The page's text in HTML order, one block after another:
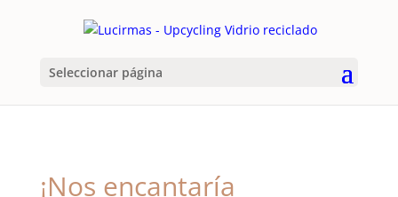
Seleccionar página
¡Nos encantaría